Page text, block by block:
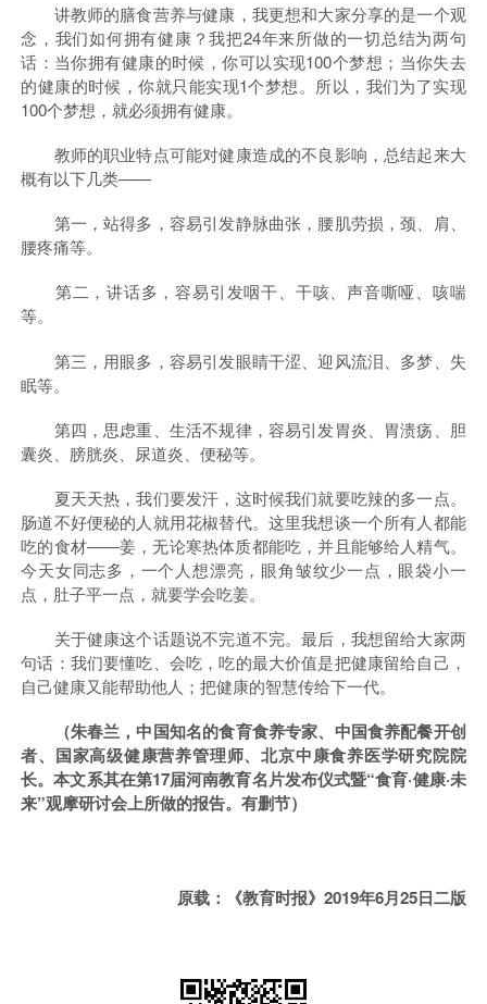
讲教师的膳食营养与健康，我更想和大家分享的是一个观
念，我们如何拥有健康？我把24年来所做的一切总结为两句
话：当你拥有健康的时候，你可以实现100个梦想；当你失去
的健康的时候，你就只能实现1个梦想。所以，我们为了实现
100个梦想，就必须拥有健康。
教师的职业特点可能对健康造成的不良影响，总结起来大
概有以下几类——
第一，站得多，容易引发静脉曲张，腰肌劳损，颈、肩、
腰疼痛等。
第二，讲话多，容易引发咽干、干咳、声音嘶哑、咳喘
等。
第三，用眼多，容易引发眼睛干涩、迎风流泪、多梦、失
眠等。
第四，思虑重、生活不规律，容易引发胃炎、胃溃疡、胆
囊炎、膀胱炎、尿道炎、便秘等。
夏天天热，我们要发汗，这时候我们就要吃辣的多一点。
肠道不好便秘的人就用花椒替代。这里我想谈一个所有人都能
吃的食材——姜，无论寒热体质都能吃，并且能够给人精气。
今天女同志多，一个人想漂亮，眼角皱纹少一点，眼袋小一
点，肚子平一点，就要学会吃姜。
关于健康这个话题说不完道不完。最后，我想留给大家两
句话：我们要懂吃、会吃，吃的最大价值是把健康留给自己，
自己健康又能帮助他人；把健康的智慧传给下一代。
（朱春兰，中国知名的食育食养专家、中国食养配餐开创
者、国家高级健康营养管理师、北京中康食养医学研究院院
长。本文系其在第17届河南教育名片发布仪式暨“食育·健康·未
来”观摩研讨会上所做的报告。有删节）
原载：《教育时报》2019年6月25日二版